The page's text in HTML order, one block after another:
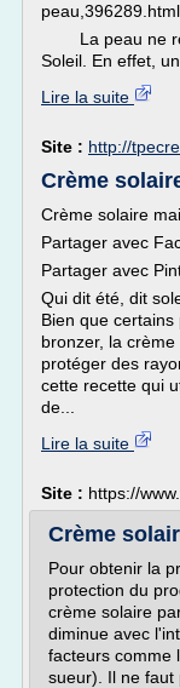
La peau ne
Soleil. En effet,
Lire la suite
Site : http://
Crème
Crème solaire
Partager avec
Partager avec
Qui dit été, dit
Bien que
bronzer, la
protéger des
cette recette qui
de...
Lire la suite
Site : https://
Crème
Pour obtenir la
protection du
crème solaire
diminue avec
facteurs comme
sueur). Il ne faut